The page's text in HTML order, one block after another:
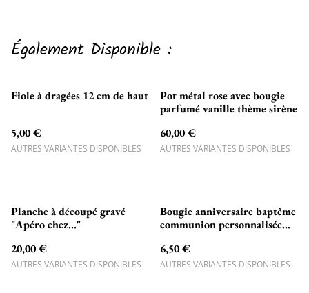
Également Disponible :
Fiole à dragées 12 cm de haut
5,00 €
AUTRES VARIANTES DISPONIBLES
Pot métal rose avec bougie
parfumé vanille thème sirène
60,00 €
AUTRES VARIANTES DISPONIBLES
Planche à découpé gravé
"Apéro chez..."
20,00 €
AUTRES VARIANTES DISPONIBLES
Bougie anniversaire baptême
communion personnalisée
6,50 €
AUTRES VARIANTES DISPONIBLES